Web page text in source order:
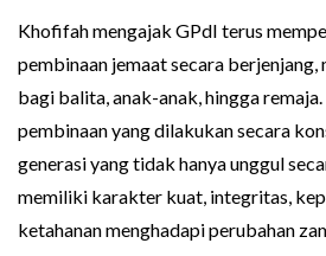
Khofifah mengajak GPdI terus
pembinaan jemaat secara berjenjang,
bagi balita, anak-anak, hingga
pembinaan yang dilakukan secara
generasi yang tidak hanya unggul
memiliki karakter kuat, integritas,
ketahanan menghadapi perubahan